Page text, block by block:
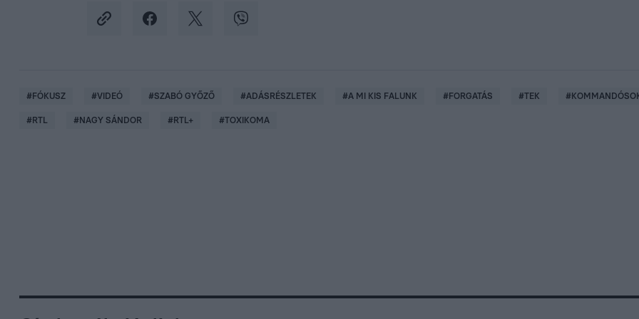
#FÓKUSZ #VIDEÓ #SZABÓ GYŐZŐ #ADÁSRÉSZLETEK #A MI KIS FALUNK #FORGATÁS #TEK #
#RTL #NAGY SÁNDOR #RTL+ #TOXIKOMA